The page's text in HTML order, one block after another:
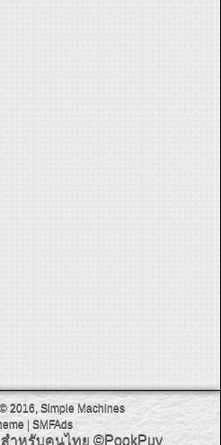
2016 Simple Machines
SMFAds
สำหรับคนไทย ©PookPuy